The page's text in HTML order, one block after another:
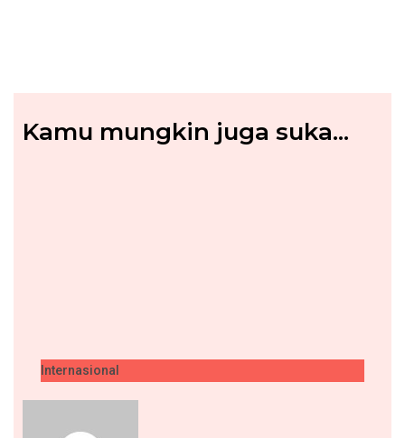
Kamu mungkin juga suka...
Internasional